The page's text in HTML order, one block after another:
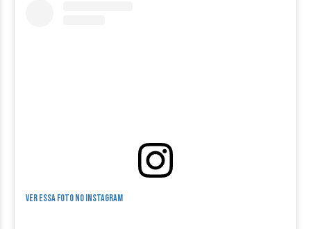
Ver essa foto no Instagram